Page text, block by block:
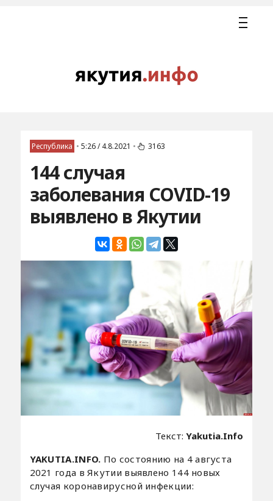
Республика • 5:26 / 4.8.2021 • 3163
144 случая
заболевания COVID-19
выявлено в Якутии
Текст:Yakutia.Info
YAKUTIA.INFO. По состоянию на 4 августа
2021 года в Якутии выявлено 144 новых
случая коронавирусной инфекции: